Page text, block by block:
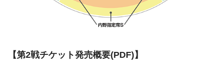
【第2戦チケット発売概要(PDF)】